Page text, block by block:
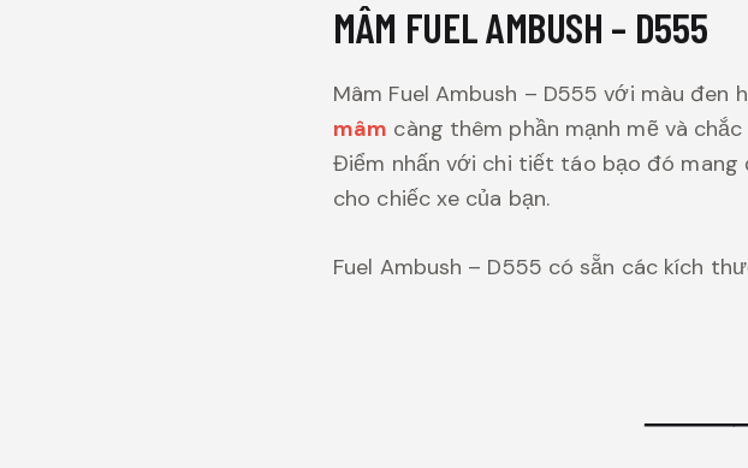
MÂM FUEL AMBUSH – D555
Mâm Fuel Ambush – D555 với màu
mâm càng thêm phần mạnh mẽ và
Điểm nhấn với chi tiết táo bạo đó mang
cho chiếc xe của bạn.
Fuel Ambush – D555 có sẵn các kích